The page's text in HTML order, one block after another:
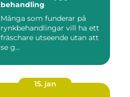
behandling
Många som funderar på
rynkbehandlingar vill ha ett
fräschare utseende utan att
se g...
15. jan